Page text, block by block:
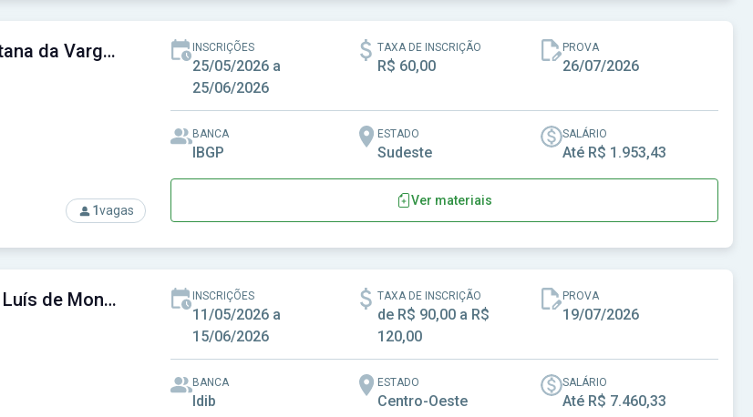
1vagas
Câmara de Santana da Vargem-MG - Câmara Municipal de Santana da Vargem-MG INSCRIÇÕES
25/05/2026 a
25/06/2026
TAXA DE INSCRIÇÃO
R$ 60,00
PROVA
26/07/2026
BANCA
IBGP
ESTADO
Sudeste
SALÁRIO
Até R$ 1.953,43
Ver materiais
Câmara de São Luís de Montes Belos-GO - Câmara Municipal de São Luís de Montes Belos-GO INSCRIÇÕES
11/05/2026 a
15/06/2026
TAXA DE INSCRIÇÃO
de R$ 90,00 a R$
120,00
PROVA
19/07/2026
BANCA
Idib
ESTADO
Centro-Oeste
SALÁRIO
Até R$ 7.460,33